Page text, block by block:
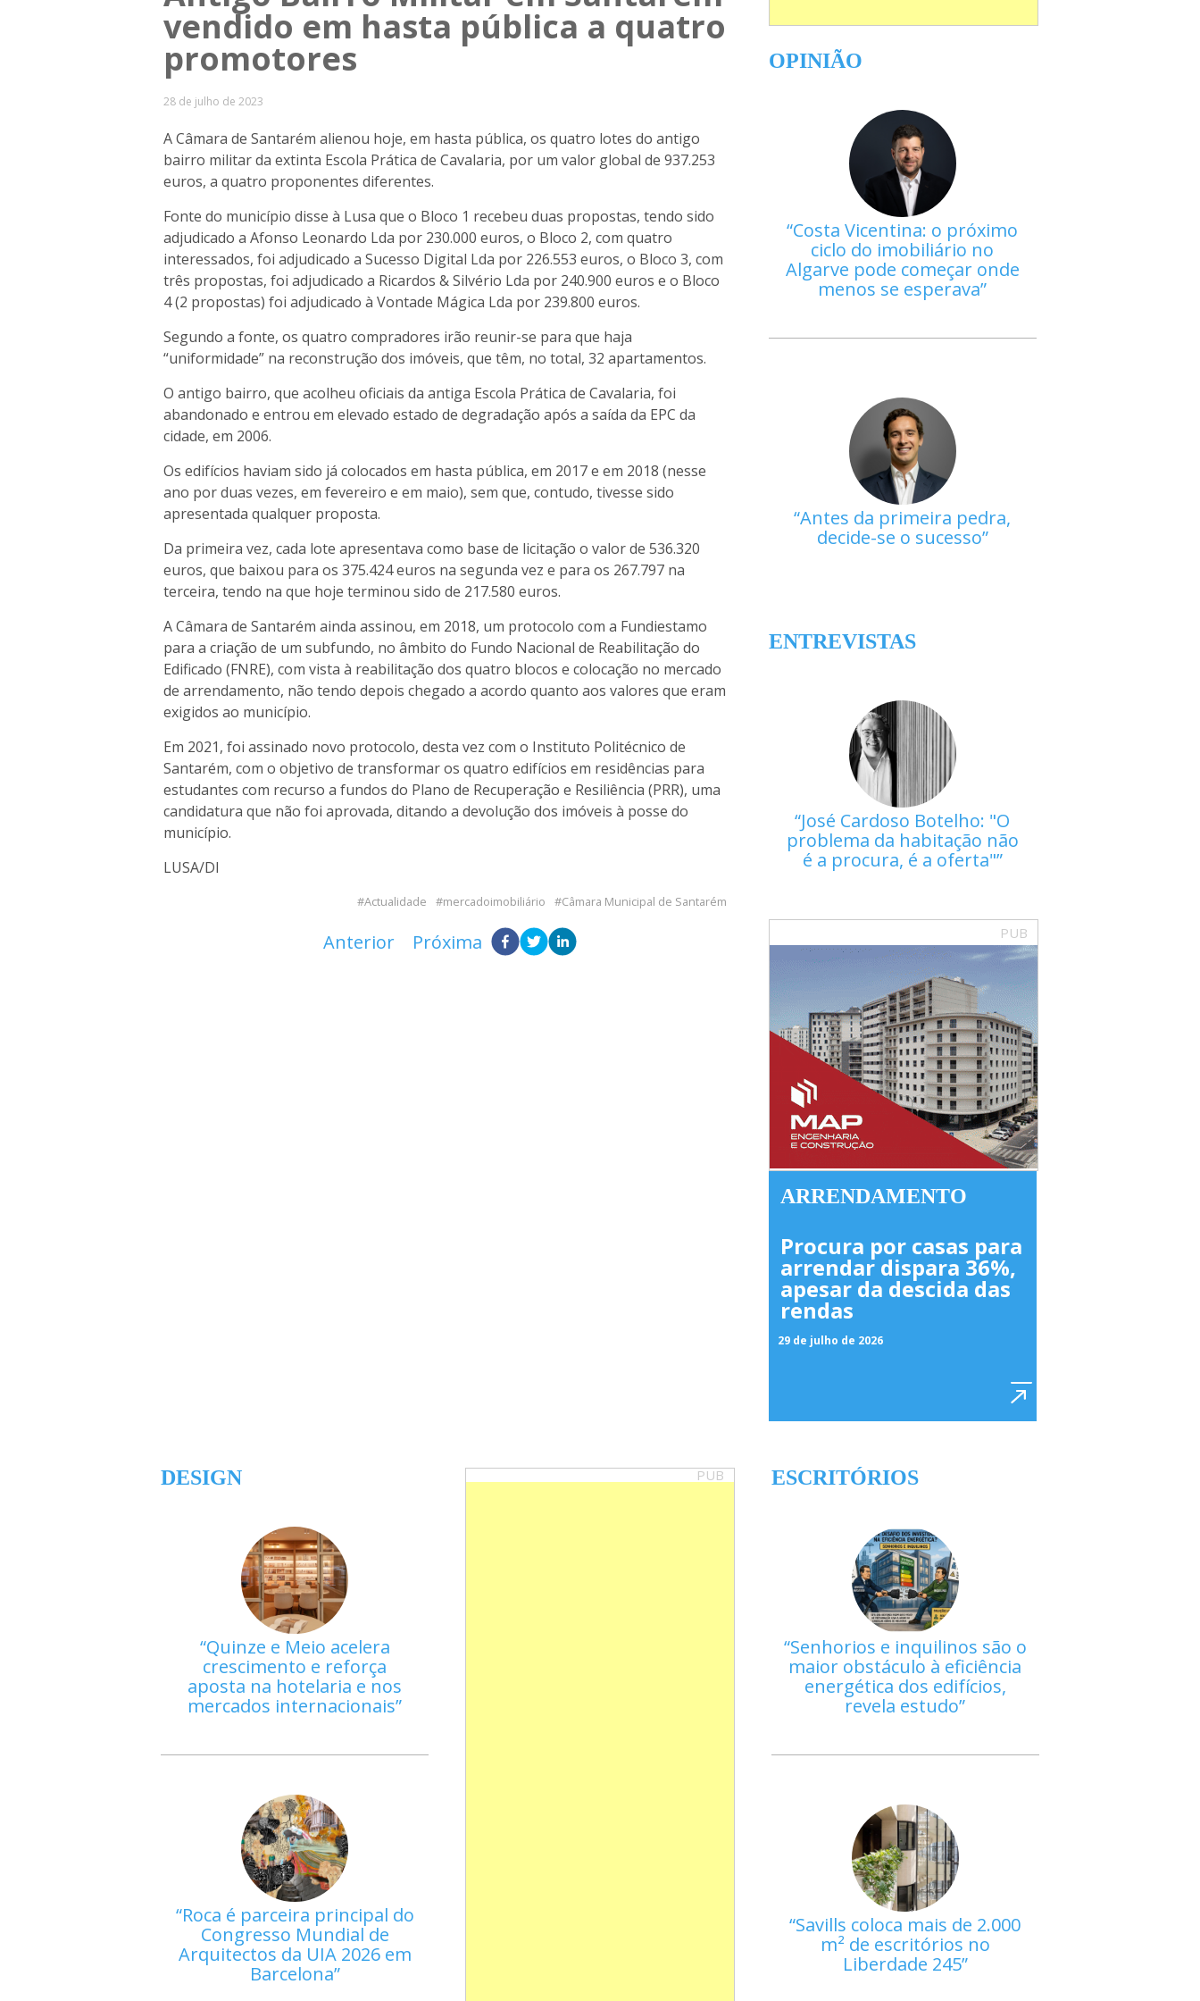
vendido em hasta pública a quatro
promotores
28 de julho de 2023
A Câmara de Santarém alienou hoje, em hasta pública, os quatro lotes do antigo
bairro militar da extinta Escola Prática de Cavalaria, por um valor global de 937.253
euros, a quatro proponentes diferentes.
Fonte do município disse à Lusa que o Bloco 1 recebeu duas propostas, tendo sido
adjudicado a Afonso Leonardo Lda por 230.000 euros, o Bloco 2, com quatro
interessados, foi adjudicado a Sucesso Digital Lda por 226.553 euros, o Bloco 3, com
três propostas, foi adjudicado a Ricardos & Silvério Lda por 240.900 euros e o Bloco
4 (2 propostas) foi adjudicado à Vontade Mágica Lda por 239.800 euros.
Segundo a fonte, os quatro compradores irão reunir-se para que haja
“uniformidade” na reconstrução dos imóveis, que têm, no total, 32 apartamentos.
O antigo bairro, que acolheu oficiais da antiga Escola Prática de Cavalaria, foi
abandonado e entrou em elevado estado de degradação após a saída da EPC da
cidade, em 2006.
Os edifícios haviam sido já colocados em hasta pública, em 2017 e em 2018 (nesse
ano por duas vezes, em fevereiro e em maio), sem que, contudo, tivesse sido
apresentada qualquer proposta.
Da primeira vez, cada lote apresentava como base de licitação o valor de 536.320
euros, que baixou para os 375.424 euros na segunda vez e para os 267.797 na
terceira, tendo na que hoje terminou sido de 217.580 euros.
A Câmara de Santarém ainda assinou, em 2018, um protocolo com a Fundiestamo
para a criação de um subfundo, no âmbito do Fundo Nacional de Reabilitação do
Edificado (FNRE), com vista à reabilitação dos quatro blocos e colocação no mercado
de arrendamento, não tendo depois chegado a acordo quanto aos valores que eram
exigidos ao município.
Em 2021, foi assinado novo protocolo, desta vez com o Instituto Politécnico de
Santarém, com o objetivo de transformar os quatro edifícios em residências para
estudantes com recurso a fundos do Plano de Recuperação e Resiliência (PRR), uma
candidatura que não foi aprovada, ditando a devolução dos imóveis à posse do
município.
LUSA/DI
Actualidade mercadoimobiliário Câmara Municipal de Santarém
Anterior Próxima
OPINIÃO
Costa Vicentina: o próximo
ciclo do imobiliário no
Algarve pode começar onde
menos se esperava
Antes da primeira pedra,
decide-se o sucesso
ENTREVISTAS
José Cardoso Botelho: "O
problema da habitação não
é a procura, é a oferta"
PUB
ARRENDAMENTO
Procura por casas para
arrendar dispara 36%,
apesar da descida das
rendas
29 de julho de 2026
DESIGN
Quinze e Meio acelera
crescimento e reforça
aposta na hotelaria e nos
mercados internacionais
Roca é parceira principal do
Congresso Mundial de
Arquitectos da UIA 2026 em
Barcelona
PUB ESCRITÓRIOS
Senhorios e inquilinos são o
maior obstáculo à eficiência
energética dos edifícios,
revela estudo
Savills coloca mais de 2.000
m² de escritórios no
Liberdade 245